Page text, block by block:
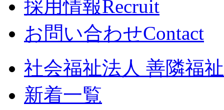
採用情報Recruit
お問い合わせContact
社会福祉法人 善隣福
新着一覧